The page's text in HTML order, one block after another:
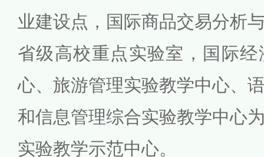
业建设点，国际商品交易分析
省级高校重点实验室，国际
心、旅游管理实验教学中心、
和信息管理综合实验教学中心
实验教学示范中心。